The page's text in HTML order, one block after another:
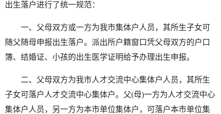
出生落户进行了统一规范：
一、父母双方或一方为我市集体户人员，其所生子女可
随父随母申报出生落户。派出所户籍窗口凭父母双方的户口
簿、结婚证、小孩的出生医学证明给予办理出生申报。
二、父母双方为我市人才交流中心集体户人员，其所生
子女可落户人才交流中心集体户。父(母)一方为人才交流中心
集体户人员，另一方为本市单位集体户，可落户本市单位集